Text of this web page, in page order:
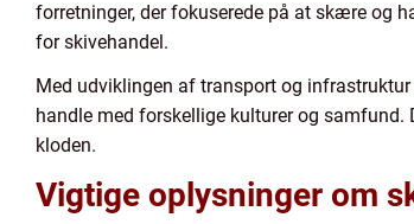
forretninger, der fokuserede på at skære og
for skivehandel.
Med udviklingen af transport og
handle med forskellige kulturer og samfund.
kloden.
Vigtige oplysninger om